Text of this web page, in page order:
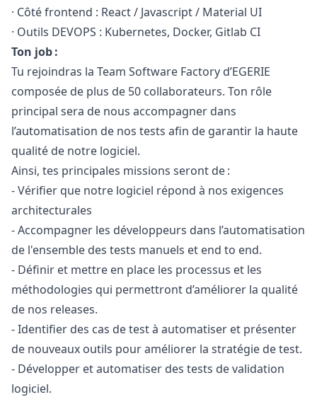
· Côté frontend : React / Javascript/ Material UI
· Outils DEVOPS : Kubernetes, Docker, Gitlab CI
Ton job :
Tu rejoindras la Team Software Factory d’EGERIE
composée de plus de 50 collaborateurs. Ton rôle
principal sera de nous accompagner dans
l’automatisation de nos tests afin de garantir la haute
qualité de notre logiciel.
Ainsi, tes principales missions seront de :
- Vérifier que notre logiciel répond à nos exigences
architecturales
- Accompagner les développeurs dans l’automatisation
de l'ensemble des tests manuels et end to end.
- Définir et mettre en place les processus et les
méthodologies qui permettront d’améliorer la qualité
de nos releases.
- Identifier des cas de test à automatiser et présenter
de nouveaux outils pour améliorer la stratégie de test.
- Développer et automatiser des tests de validation
logiciel.